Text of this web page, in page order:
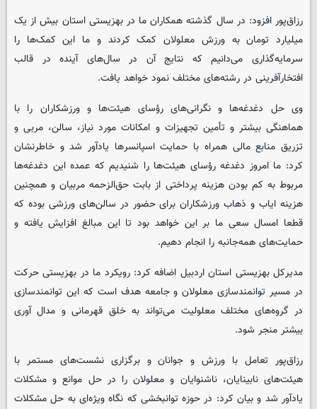
رزاق‌پور افزود: در سال گذشته همکاران ما در بهزیستی استان بیش از یک
میلیارد تومان به ورزش معلولان کمک کردند و ما این کمک‌ها را
سرمایه‌گذاری می‌دانیم که نتایج آن در سال‌های آینده در قالب
افتخارآفرینی در رشته‌های مختلف نمود خواهد یافت.
وی حل دغدغه‌ها و نگرانی‌های رؤسای هیئت‌ها و ورزشکاران را با
هماهنگی بیشتر و تأمین تجهیزات و امکانات مورد نیاز، سالن، مربی و
تزریق منابع مالی همراه با حمایت اسپانسرها یادآور شد و خاطرنشان
کرد: ما امروز دغدغه رؤسای هیئت‌ها را شنیدیم که عمده این دغدغه‌ها
مربوط به کم بودن هزینه پرداختی از بابت حق‌الزحمه مربیان و همچنین
هزینه ایاب و ذهاب ورزشکاران برای حضور در سالن‌های ورزشی بوده که
قطعا امسال سعی ما بر این خواهد بود تا این مبالغ افزایش یافته و
حمایت‌های همه‌جانبه را انجام دهیم.
مدیرکل بهزیستی استان اردبیل اضافه کرد: رویکرد ما در بهزیستی حرکت
در مسیر توانمندسازی معلولان و جامعه هدف است که این توانمندسازی
در گروه‌های مختلف معلولیت می‌تواند به خلق قهرمانی و مدال آوری
بیشتر منجر شود.
رزاق‌پور تعامل با ورزش و جوانان و برگزاری نشست‌های مستمر با
هیئت‌های نابینایان، ناشنوایان و معلولان را در حل موانع و مشکلات
یادآور شد و بیان کرد: در حوزه توانبخشی که نگاه ویژه‌ای به حل مشکلات